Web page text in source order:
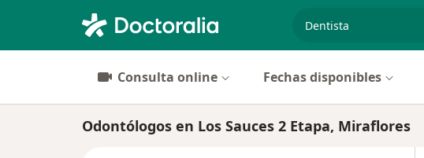
Consulta online Fechas disponibles
Odontólogos en Los Sauces 2 Etapa, Miraflores